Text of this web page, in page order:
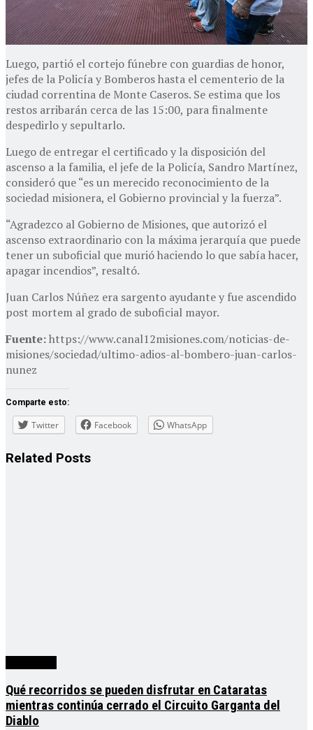
Luego, partió el cortejo fúnebre con guardias de honor,
jefes de la Policía y Bomberos hasta el cementerio de la
ciudad correntina de Monte Caseros. Se estima que los
restos arribarán cerca de las 15:00, para finalmente
despedirlo y sepultarlo.
Luego de entregar el certificado y la disposición del
ascenso a la familia, el jefe de la Policía, Sandro Martínez,
consideró que “es un merecido reconocimiento de la
sociedad misionera, el Gobierno provincial y la fuerza”.
“Agradezco al Gobierno de Misiones, que autorizó el
ascenso extraordinario con la máxima jerarquía que puede
tener un suboficial que murió haciendo lo que sabía hacer,
apagar incendios”, resaltó.
Juan Carlos Núñez era sargento ayudante y fue ascendido
post mortem al grado de suboficial mayor.
Fuente:https://www.canal12misiones.com/noticias-de-
misiones/sociedad/ultimo-adios-al-bombero-juan-carlos-
nunez
Comparte esto:
Twitter Facebook WhatsApp
Related Posts
Qué recorridos se pueden disfrutar en Cataratas
mientras continúa cerrado el Circuito Garganta del
Diablo